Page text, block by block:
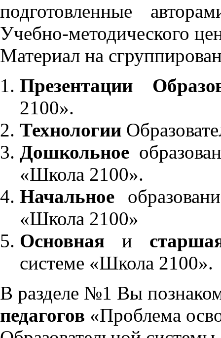
подготовленные
Учебно-методического
Материал на
Презентации
2100».
Технологии
Дошкольное
«Школа 2100».
Начальное
«Школа 2100»
Основнаяи
системе «Школа 2100».
В разделе №1 Вы
педагогов «Проблема